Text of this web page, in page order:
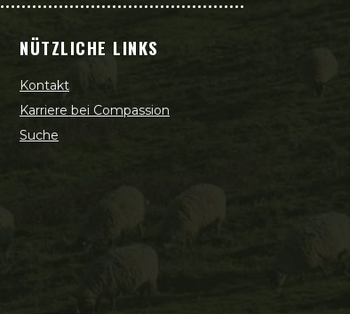
NÜTZLICHE LINKS
Kontakt
Karriere bei Compassion
Suche